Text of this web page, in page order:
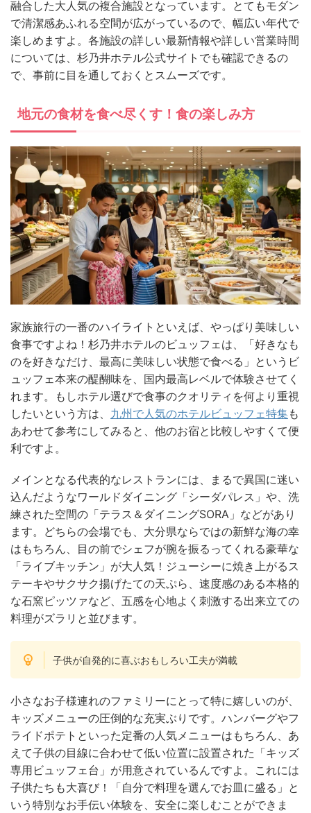
融合した大人気の複合施設となっています。とてもモダン
で清潔感あふれる空間が広がっているので、幅広い年代で
楽しめますよ。各施設の詳しい最新情報や詳しい営業時間
については、杉乃井ホテル公式サイトでも確認できるの
で、事前に目を通しておくとスムーズです。
地元の食材を食べ尽くす！食の楽しみ方
家族旅行の一番のハイライトといえば、やっぱり美味しい
食事ですよね！杉乃井ホテルのビュッフェは、「好きなも
のを好きなだけ、最高に美味しい状態で食べる」というビ
ュッフェ本来の醍醐味を、国内最高レベルで体験させてく
れます。もしホテル選びで食事のクオリティを何より重視
したいという方は、 九州で人気のホテルビュッフェ特集も
あわせて参考にしてみると、他のお宿と比較しやすくて便
利ですよ。
メインとなる代表的なレストランには、まるで異国に迷い
込んだようなワールドダイニング「シーダパレス」や、洗
練された空間の「テラス＆ダイニングSORA」などがあり
ます。どちらの会場でも、大分県ならではの新鮮な海の幸
はもちろん、目の前でシェフが腕を振るってくれる豪華な
「ライブキッチン」が大人気！ジューシーに焼き上がるス
テーキやサクサク揚げたての天ぷら、速度感のある本格的
な石窯ピッツァなど、五感を心地よく刺激する出来立ての
料理がズラリと並びます。
子供が自発的に喜ぶおもしろい工夫が満載
小さなお子様連れのファミリーにとって特に嬉しいのが、
キッズメニューの圧倒的な充実ぶりです。ハンバーグやフ
ライドポテトといった定番の人気メニューはもちろん、あ
えて子供の目線に合わせて低い位置に設置された「キッズ
専用ビュッフェ台」が用意されているんですよ。これには
子供たちも大喜び！「自分で料理を選んでお皿に盛る」と
いう特別なお手伝い体験を、安全に楽しむことができま